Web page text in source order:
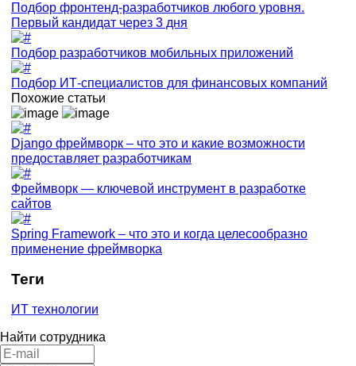
Подбор фронтенд-разработчиков любого уровня.
Первый кандидат через 3 дня
Подбор разработчиков мобильных приложений
Подбор ИТ-специалистов для финансовых компаний
Похожие статьи
Django фреймворк – что это и какие возможности
предоставляет разработчикам
Фреймворк — ключевой инструмент в разработке
сайтов
Spring Framework – что это и когда целесообразно
применение фреймворка
Теги
ИТ технологии
Найти сотрудника